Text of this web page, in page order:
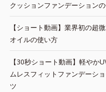
クッションファンデーション
【ショート動画】業界初の超
オイルの使い方
【30秒ショート動画】軽やか
ムレスフィットファンデーシ
ツ